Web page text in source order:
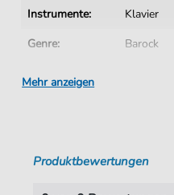
Instrumente:
Klavier
Genre:
Barock
Ära:
Autoren:
Bach
Mehr anzeigen
Produktbewertungen